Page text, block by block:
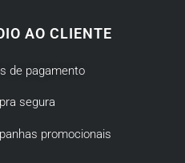
AO CLIENTE
de pagamento
segura
promocionais